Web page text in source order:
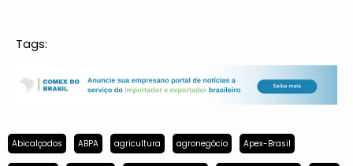
Tags:
Abicalçados ABPA agricultura agronegócio Apex-Brasil